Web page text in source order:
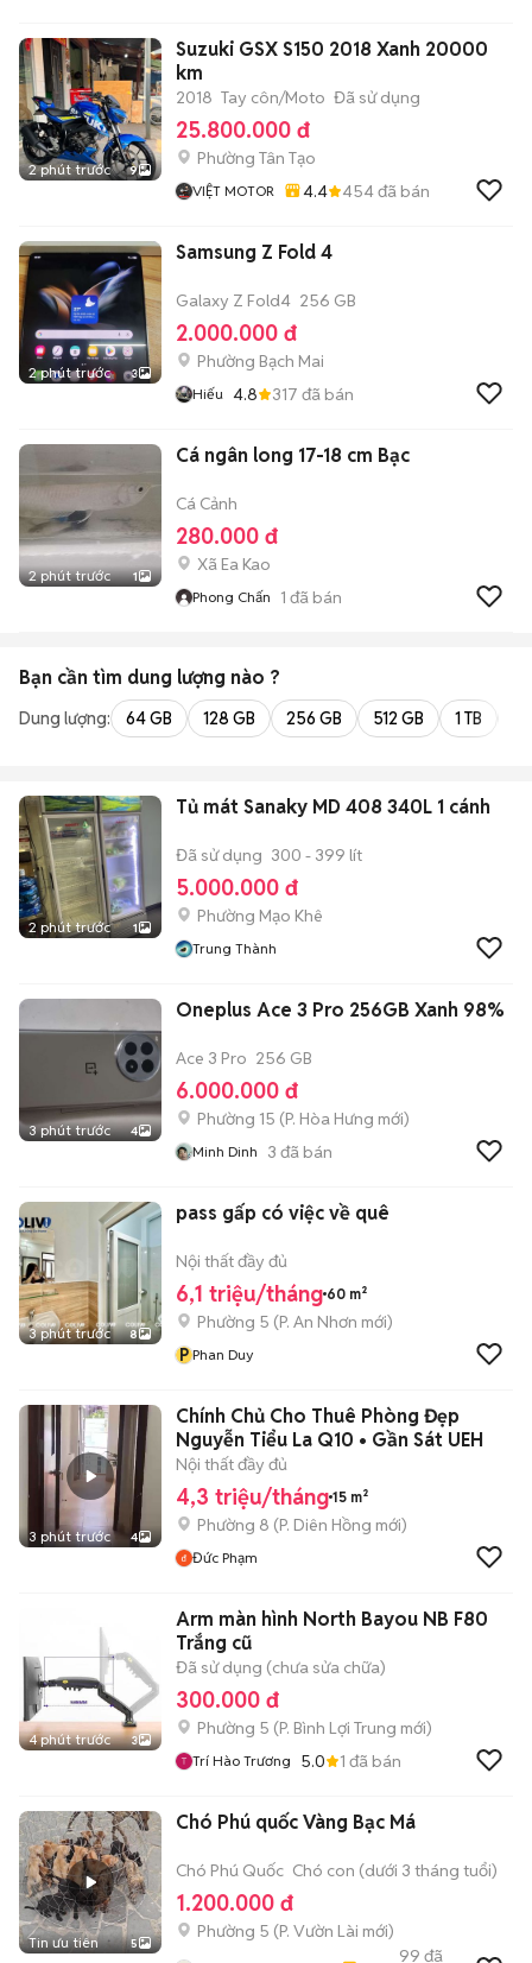
2 phút trước 9
Suzuki GSX S150 2018 Xanh 20000
km
2018 Tay côn/Moto Đã sử dụng
25.800.000 đ
Phường Tân Tạo
VIỆT MOTOR 4.4 454đã bán
2 phút trước 3
Samsung Z Fold 4
Galaxy Z Fold4 256 GB
2.000.000 đ
Phường Bạch Mai
Hiếu 4.8 317 đã bán
2 phút trước 1
Cá ngân long 17-18 cm Bạc
Cá Cảnh
280.000 đ
Xã Ea Kao
Phong Chấn 1 đã bán
Bạn cần tìm dung lượng nào ?
Dung lượng: 64 GB 128 GB 256 GB 512 GB 1 TB
2 phút trước 1
Tủ mát Sanaky MD 408 340L 1 cánh
Đã sử dụng 300 - 399 lít
5.000.000 đ
Phường Mạo Khê
Trung Thành
3 phút trước 4
Oneplus Ace 3 Pro 256GB Xanh 98%
Ace 3 Pro 256 GB
6.000.000 đ
Phường 15 (P. Hòa Hưng mới)
Minh Dinh 3 đã bán
3 phút trước 8
pass gấp có việc về quê
Nội thất đầy đủ
6,1 triệu/tháng 60 m²
Phường 5 (P. An Nhơn mới)
P Phan Duy
3 phút trước 4
Chính Chủ Cho Thuê Phòng Đẹp
Nguyễn Tiểu La Q10 • Gần Sát UEH
Nội thất đầy đủ
4,3 triệu/tháng 15 m²
Phường 8 (P. Diên Hồng mới)
Đức Phạm
4 phút trước 3
Arm màn hình North Bayou NB F80
Trắng cũ
Đã sử dụng (chưa sửa chữa)
300.000 đ
Phường 5 (P. Bình Lợi Trung mới)
Trí Hào Trương 5.0 1 đã bán
Tin ưu tiên 5
Chó Phú quốc Vàng Bạc Má
Chó Phú Quốc Chó con (dưới 3 tháng tuổi)
1.200.000 đ
Phường 5 (P. Vườn Lài mới)
99 đã